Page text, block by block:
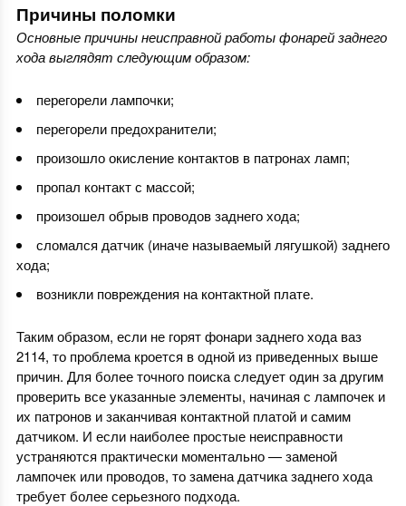
Причины поломки
Основные причины неисправной работы фонарей заднего
хода выглядят следующим образом:
перегорели лампочки;
перегорели предохранители;
произошло окисление контактов в патронах ламп;
пропал контакт с массой;
произошел обрыв проводов заднего хода;
сломался датчик (иначе называемый лягушкой) заднего
хода;
возникли повреждения на контактной плате.
Таким образом, если не горят фонари заднего хода ваз
2114, то проблема кроется в одной из приведенных выше
причин. Для более точного поиска следует один за другим
проверить все указанные элементы, начиная с лампочек и
их патронов и заканчивая контактной платой и самим
датчиком. И если наиболее простые неисправности
устраняются практически моментально — заменой
лампочек или проводов, то замена датчика заднего хода
требует более серьезного подхода.